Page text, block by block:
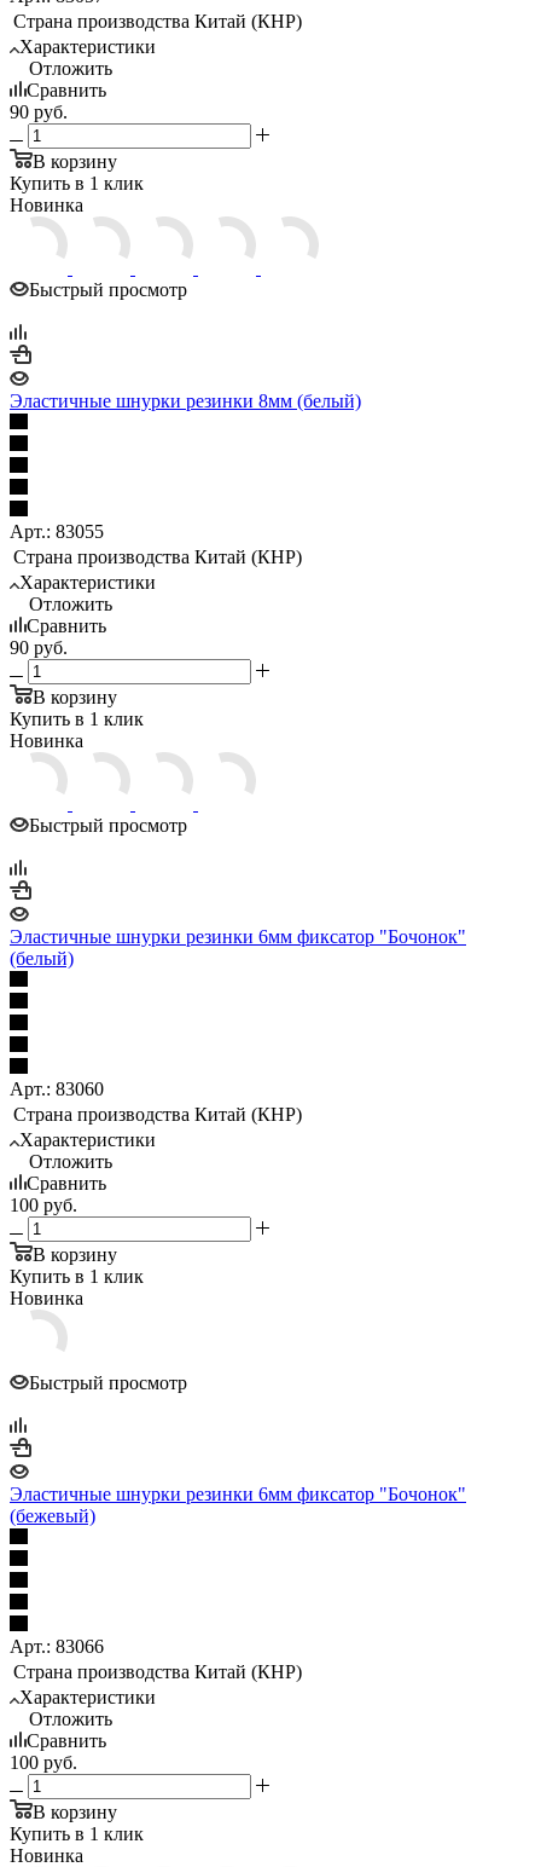
Страна производства Китай (КНР)
Характеристики
Отложить
Сравнить
90 руб.
В корзину
Купить в 1 клик
Новинка
Быстрый просмотр
Эластичные шнурки резинки 8мм (белый)
Арт.: 83055
Страна производства Китай (КНР)
Характеристики
Отложить
Сравнить
90 руб.
В корзину
Купить в 1 клик
Новинка
Быстрый просмотр
Эластичные шнурки резинки 6мм фиксатор "Бочонок"
(белый)
Арт.: 83060
Страна производства Китай (КНР)
Характеристики
Отложить
Сравнить
100 руб.
В корзину
Купить в 1 клик
Новинка
Быстрый просмотр
Эластичные шнурки резинки 6мм фиксатор "Бочонок"
(бежевый)
Арт.: 83066
Страна производства Китай (КНР)
Характеристики
Отложить
Сравнить
100 руб.
В корзину
Купить в 1 клик
Новинка